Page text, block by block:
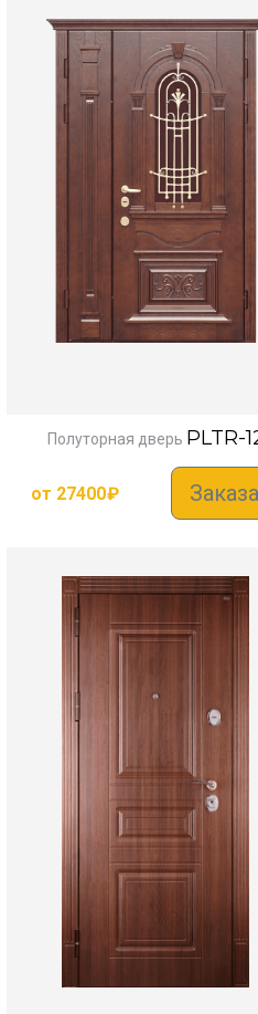
Полуторная дверь PLTR-
от 27400₽